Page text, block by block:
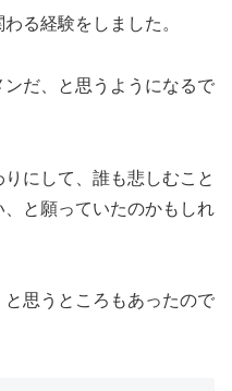
る経験をしました。
だ、と思うようになるで
にして、誰も悲しむこと
と願っていたのかもしれ
思うところもあったので